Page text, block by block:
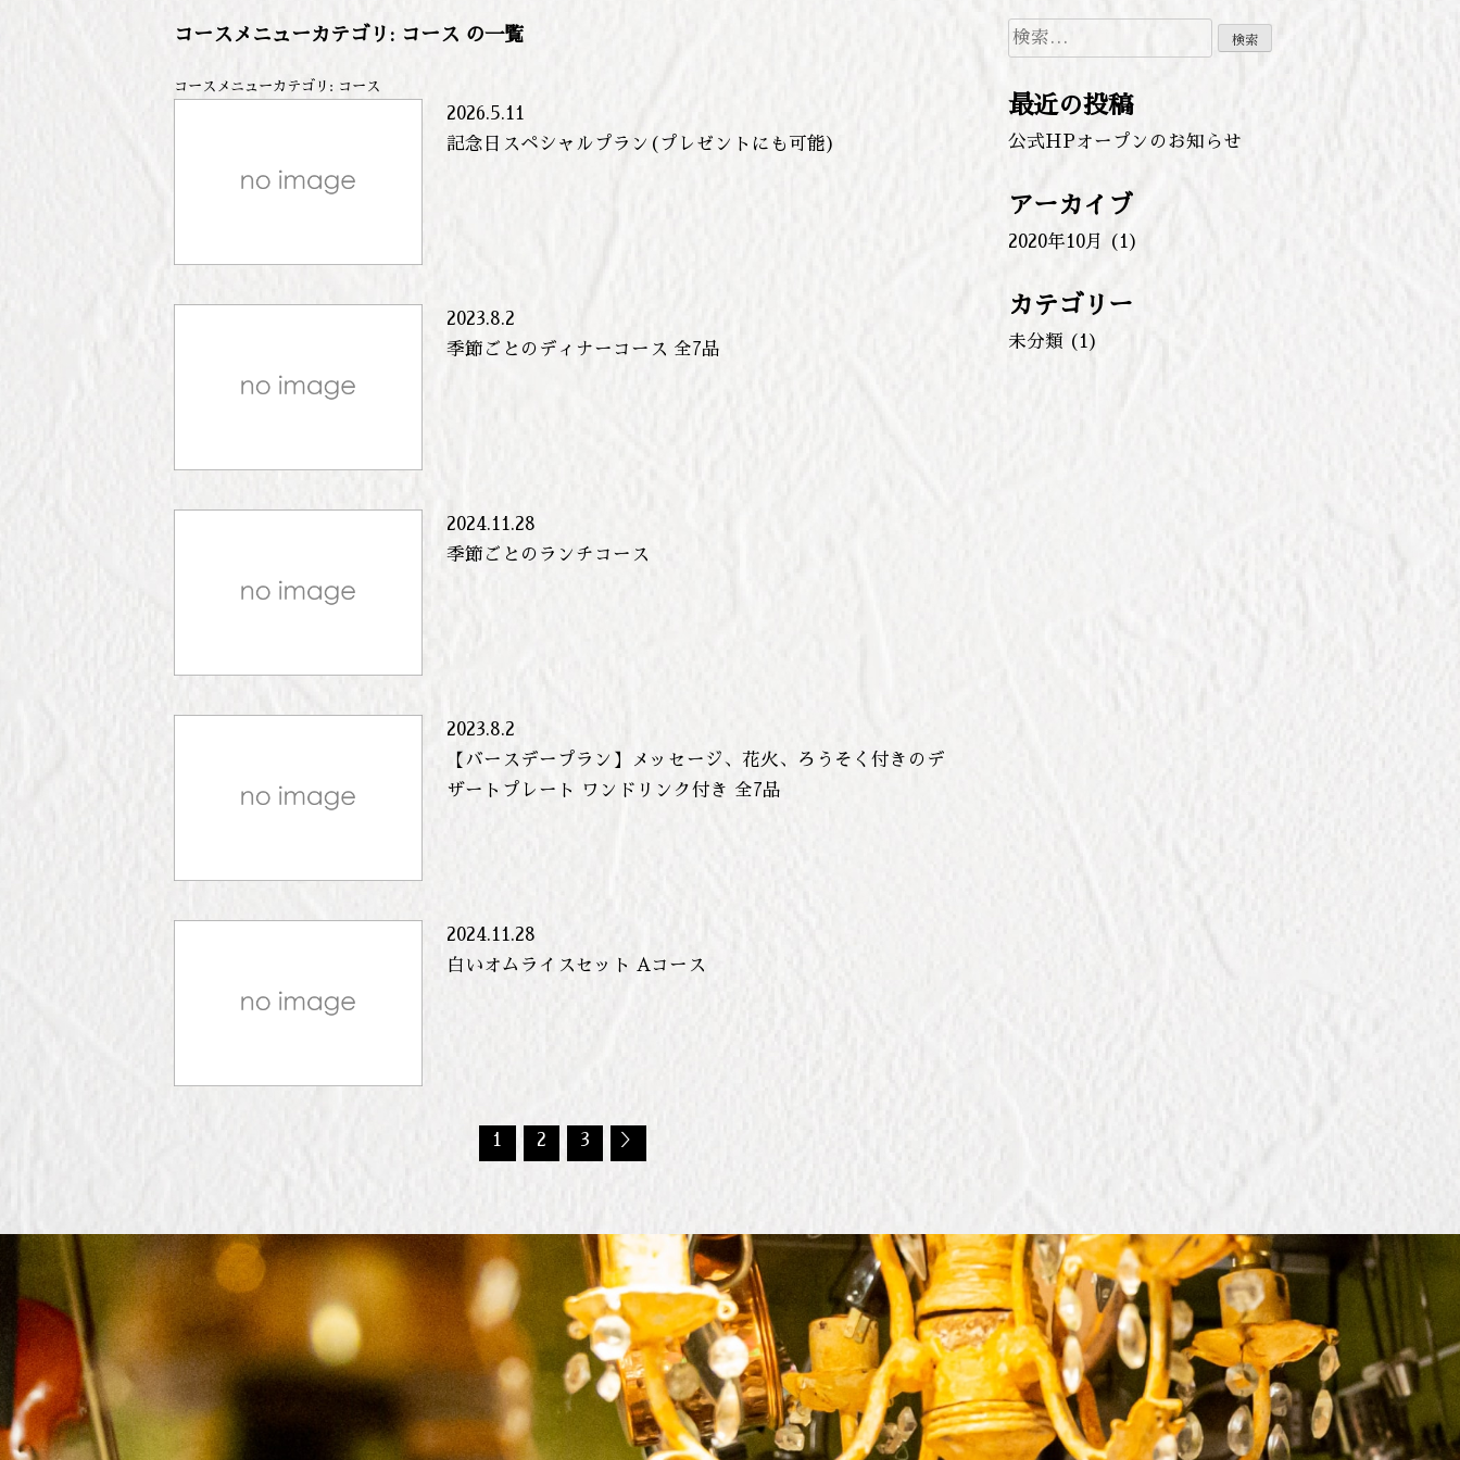
コースメニューカテゴリ: コース の一覧
コースメニューカテゴリ: コース
2026.5.11
記念日スペシャルプラン(プレゼントにも可能)
2023.8.2
季節ごとのディナーコース 全7品
2024.11.28
季節ごとのランチコース
2023.8.2
【バースデープラン】メッセージ、花火、ろうそく付きのデ
ザートプレート ワンドリンク付き 全7品
2024.11.28
白いオムライスセット Aコース
1 2 3 ＞
検
索:
最近の投稿
公式HPオープンのお知らせ
アーカイブ
2020年10月 (1)
カテゴリー
未分類 (1)